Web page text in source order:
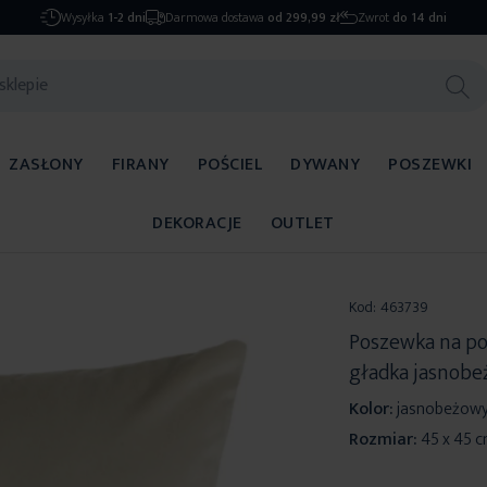
Wysyłka 1-2 dni Darmowa dostawa od 299,99 zł Zwrot do 14 dni
ZASŁONY FIRANY POŚCIEL DYWANY
POSZEWKI
DEKORACJE
OUTLET
Kod: 463739
Poszewka na
gładka
Kolor:
Rozmiar:45 x 45